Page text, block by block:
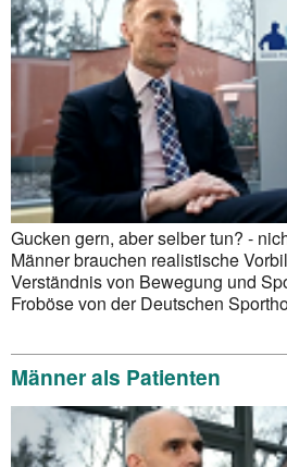
Gucken gern, aber selber tun? -
Männer brauchen realistische
Verständnis von Bewegung und
Froböse von der Deutschen
Männer als Patienten